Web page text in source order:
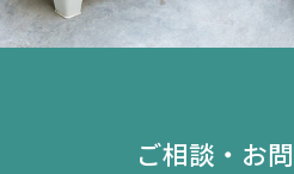
ご相談・お